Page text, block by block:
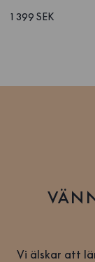
1 399 SEK
Vi älskar att